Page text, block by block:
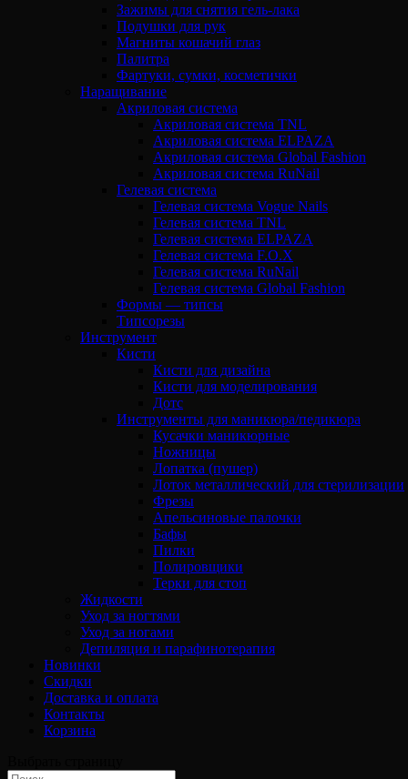
Зажимы для снятия гель-лака
Подушки для рук
Магниты кошачий глаз
Палитра
Фартуки, сумки, косметички
Наращивание
Акриловая система
Акриловая система TNL
Акриловая система ELPAZA
Акриловая система Global Fashion
Акриловая система RuNail
Гелевая система
Гелевая система Vogue Nails
Гелевая система TNL
Гелевая система ELPAZA
Гелевая система F.O.X
Гелевая система RuNail
Гелевая система Global Fashion
Формы — типсы
Типсорезы
Инструмент
Кисти
Кисти для дизайна
Кисти для моделирования
Дотс
Инструменты для маникюра/педикюра
Кусачки маникюрные
Ножницы
Лопатка (пушер)
Лоток металлический для стерилизации
Фрезы
Апельсиновые палочки
Бафы
Пилки
Полировщики
Терки для стоп
Жидкости
Уход за ногтями
Уход за ногами
Депиляция и парафинотерапия
Новинки
Скидки
Доставка и оплата
Контакты
Корзина